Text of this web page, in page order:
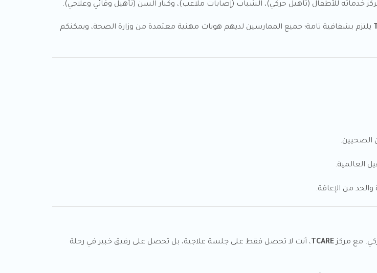
خدماته للأطفال (تأهيل حركي)، الشباب (إصابات ملاعب)، وكبار السن (تأهيل وقائي وعلاجي).
يلتزم بشفافية تامة؛ جميع الممارسين لديهم هويات مهنية معتمدة من وزارة الصحة، ويمكنكم
الصحيين.
العالمية.
من الإعاقة.
مع مركزTCARE ، أنت لا تحصل فقط على جلسة علاجية، بل تحصل على رفيق خبير في رحلة